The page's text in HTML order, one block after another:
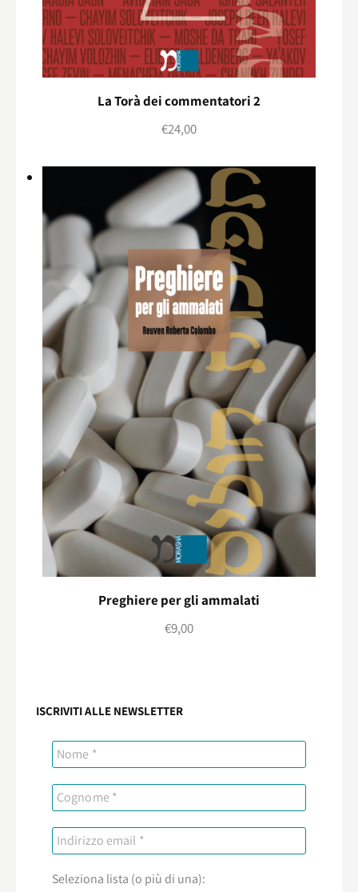
La Torà dei commentatori 2
€24,00
Preghiere per gli ammalati
€9,00
ISCRIVITI ALLE NEWSLETTER
Seleziona lista (o più di una):